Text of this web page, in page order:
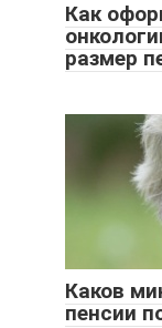
Как
размер
Каков
пенсии